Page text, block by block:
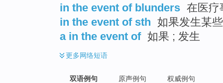
in the event of blunders 在医疗
in the event of sth 如果发生某
a in the event of 如果 ; 发生
更多网络短语
双语例句 原声例句 权威例句